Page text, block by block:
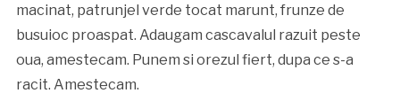
macinat, patrunjel verde tocat marunt, frunze de
busuioc proaspat. Adaugam cascavalul razuit peste
oua, amestecam. Punem si orezul fiert, dupa ce s-a
racit. Amestecam.